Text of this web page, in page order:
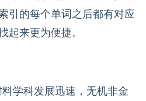
引的每个单词之后都有对应
起来更为便捷。
学科发展迅速，无机非金